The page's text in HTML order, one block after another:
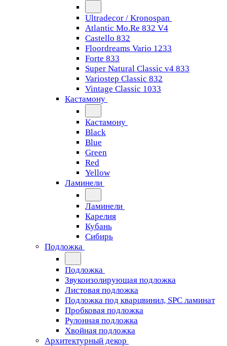
Ultradecor / Kronospan
Atlantic Mo.Re 832 V4
Castello 832
Floordreams Vario 1233
Forte 833
Super Natural Classic v4 833
Variostep Classic 832
Vintage Classic 1033
Кастамону
Кастамону
Black
Blue
Green
Red
Yellow
Ламинели
Ламинели
Карелия
Кубань
Сибирь
Подложка
Подложка
Звукоизолирующая подложка
Листовая подложка
Подложка под кварцвинил, SPC ламинат
Пробковая подложка
Рулонная подложка
Хвойная подложка
Архитектурный декор